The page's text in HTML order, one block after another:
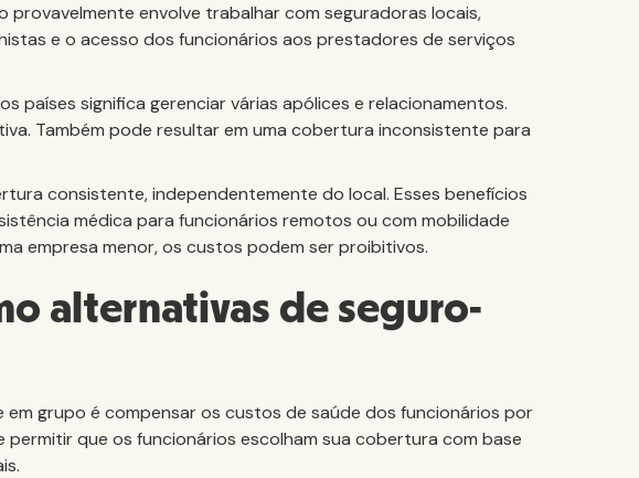
provavelmente envolve trabalhar com seguradoras locais,
e o acesso dos funcionários aos prestadores de serviços
países significa gerenciar várias apólices e relacionamentos.
Também pode resultar em uma cobertura inconsistente para
consistente, independentemente do local. Esses benefícios
médica para funcionários remotos ou com mobilidade
empresa menor, os custos podem ser proibitivos.
alternativas de seguro-
grupo é compensar os custos de saúde dos funcionários por
permitir que os funcionários escolham sua cobertura com base